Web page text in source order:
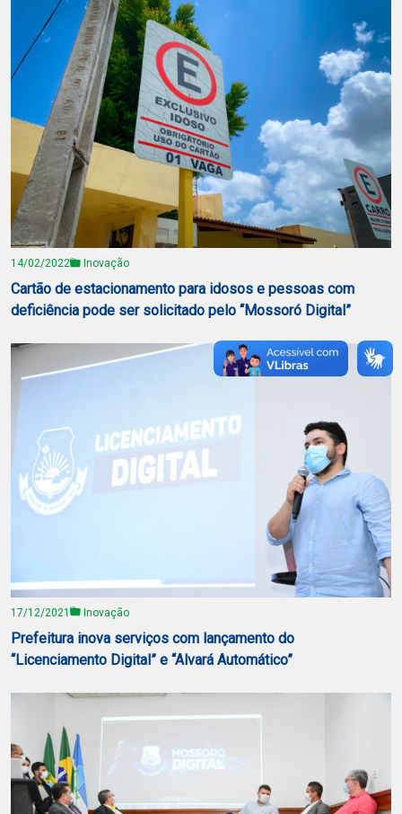
14/02/2022 Inovação
Cartão de estacionamento para idosos e pessoas com
deficiência pode ser solicitado pelo “Mossoró Digital”
17/12/2021 Inovação
Prefeitura inova serviços com lançamento do
“Licenciamento Digital” e “Alvará Automático”